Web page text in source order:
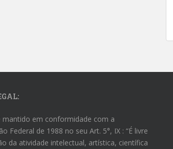
mantido em conformidade com a
Federal de 1988 no seu Art. 5°, IX : “É livre
da atividade intelectual, artística, científica